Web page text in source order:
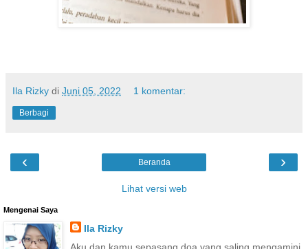
Ila Rizky di Juni 05, 2022 1 komentar:
Berbagi
‹ ›
Beranda
Lihat versi web
Mengenai Saya
Ila Rizky